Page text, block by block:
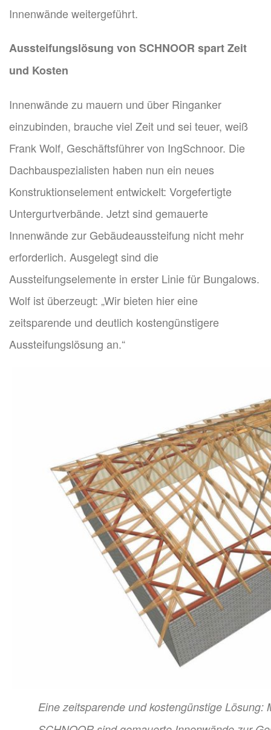
Innenwände weitergeführt.
Aussteifungslösung von SCHNOOR spart Zeit
und Kosten
Innenwände zu mauern und über Ringanker
einzubinden, brauche viel Zeit und sei teuer, weiß
Frank Wolf, Geschäftsführer von IngSchnoor. Die
Dachbauspezialisten haben nun ein neues
Konstruktionselement entwickelt: Vorgefertigte
Untergurtverbände. Jetzt sind gemauerte
Innenwände zur Gebäudeaussteifung nicht mehr
erforderlich. Ausgelegt sind die
Aussteifungselemente in erster Linie für Bungalows.
Wolf ist überzeugt: „Wir bieten hier eine
zeitsparende und deutlich kostengünstigere
Aussteifungslösung an.“
Eine zeitsparende und kostengünstige